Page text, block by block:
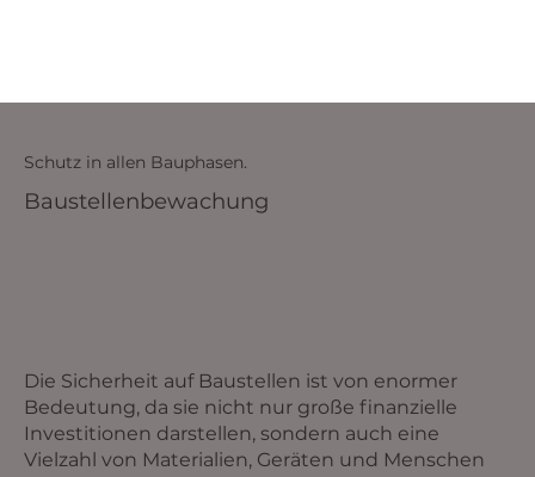
Baustellenbewachung
Schutz in allen Bauphasen.
Die Sicherheit auf Baustellen ist von enormer
Bedeutung, da sie nicht nur große finanzielle
Investitionen darstellen, sondern auch eine
Vielzahl von Materialien, Geräten und Menschen